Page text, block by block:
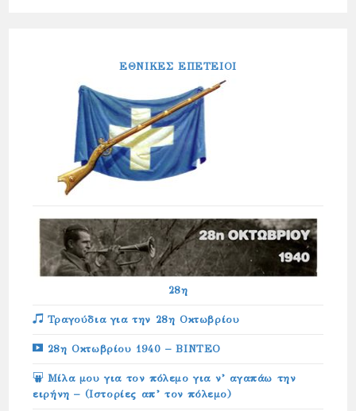
ΕΘΝΙΚΕΣ ΕΠΕΤΕΙΟΙ
28η
Τραγούδια για την 28η Οκτωβρίου
28η Οκτωβρίου 1940 – ΒΙΝΤΕΟ
Μίλα μου για τον πόλεμο για ν’ αγαπάω την
ειρήνη – (Ιστορίες απ’ τον πόλεμο)